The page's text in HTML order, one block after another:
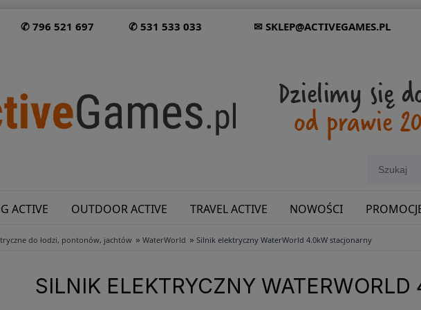
✆ 796 521 697 ✆ 531 533 033 ✉ SKLEP@ACTIVEGAMES.PL
ACTIVE OUTDOOR ACTIVE TRAVEL ACTIVE NOWOŚCI
SHOWROOM: ODWIEDŹ NAS NA ŚLĄSKU!
do łodzi, pontonów, jachtów » WaterWorld » Silnik elektryczny WaterWorld 4.0kW stacjonarny
SILNIK ELEKTRYCZNY